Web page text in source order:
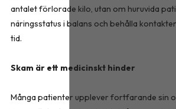
antalet förlorade kilo, utan om huruvida
näringsstatus i balans och behålla
tid.
Skam är ett medicinskt hinder
Många patienter upplever fortfarande sin